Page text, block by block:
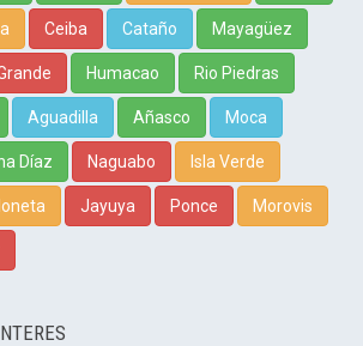
Ceiba Cataño Mayagüez
Humacao Rio Piedras
Aguadilla Añasco Moca
Díaz Naguabo Isla Verde
Jayuya Ponce Morovis